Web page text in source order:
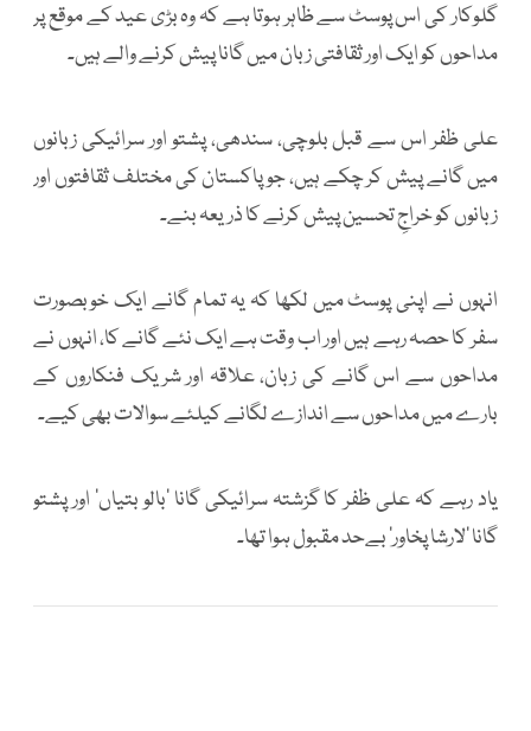
گلوکار کی اس پوسٹ سے ظاہر ہوتا ہے کہ وہ بڑی عید کے موقع پر
مداحوں کو ایک اور ثقافتی زبان میں گانا پیش کرنے والے ہیں۔
علی ظفر اس سے قبل بلوچی، سندھی، پشتو اور سرائیکی زبانوں
میں گانے پیش کر چکے ہیں، جو پاکستان کی مختلف ثقافتوں اور
زبانوں کو خراجِ تحسین پیش کرنے کا ذریعہ بنے۔
انہوں نے اپنی پوسٹ میں لکھا کہ یہ تمام گانے ایک خوبصورت
سفر کا حصہ رہے ہیں اور اب وقت ہے ایک نئے گانے کا، انہوں نے
مداحوں سے اس گانے کی زبان، علاقہ اور شریک فنکاروں کے
بارے میں مداحوں سے اندازے لگانے کیلئے سوالات بھی کیے۔
یاد رہے کہ علی ظفر کا گزشتہ سرائیکی گانا ’بالو بتیاں‘ اور پشتو
گانا ’لارشا پخاور‘ بےحد مقبول ہوا تھا۔